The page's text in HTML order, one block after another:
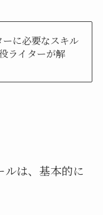
に必要なスキル
ライターが解
ルは、基本的に